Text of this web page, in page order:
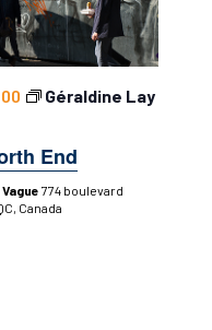
End
Géraldine Lay
774 boulevard
Canada